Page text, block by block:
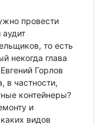
провести
то есть
некогда глава
Горлов
в частности,
контейнеры?
и
видов